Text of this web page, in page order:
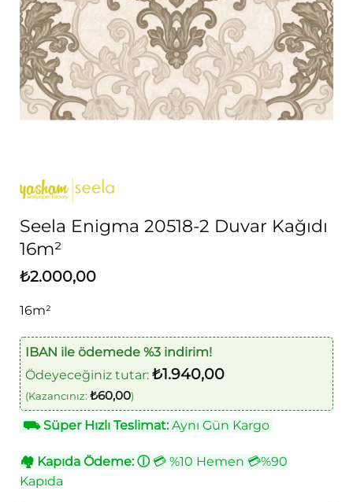
Seela Enigma 20518-2 Duvar Kağıdı
16m²
₺2.000,00
16m²
IBAN ile ödemede %3 indirim!
Ödeyeceğiniz tutar: ₺1.940,00
(Kazancınız: ₺60,00)
⛟Süper Hızlı Teslimat:Aynı Gün Kargo
🏘 Kapıda Ödeme: ⓘ💳 %10 Hemen 💳%90
Kapıda